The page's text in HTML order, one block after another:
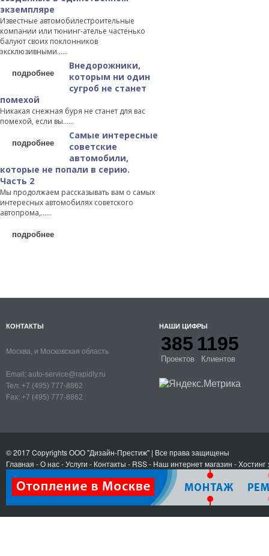
экземпляре
Известные автомобилестроительные
компании или тюнинг-ателье частенько
балуют своих поклонников
эксклюзивными…...
подробнее
Внедорожники,
которым ни один
сугроб не станет
помехой
Никакая снежная буря не станет для вас
помехой, если вы…...
подробнее
Самые интересные
советские
автомобили,
которые не попали в серию.
Часть 2
Мы продолжаем рассказывать вам о самых
интересных автомобилях советского
автопрома,…...
подробнее
КОНТАКТЫ
Москва, и Московская область
Email: auto-service@rapidly.ru
Тел: +7 (495) 777-8862
Fax: +7 (495) 777-8862
НАШИ ЦИФРЫ
385
Проектов
1195
Клиентов
© 2017 CopyrightsООО "Дизайн-Престиж" | Все права защищены
Главная -О нас-Услуги - Контакты - RSS- Наш интернет магазин -Хостинг